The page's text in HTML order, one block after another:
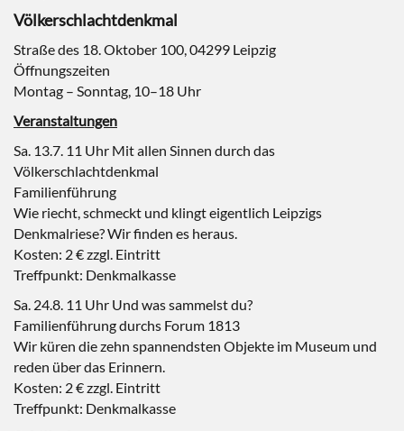
Völkerschlachtdenkmal
Straße des 18. Oktober 100, 04299 Leipzig
Öffnungszeiten
Montag – Sonntag, 10–18 Uhr
Veranstaltungen
Sa. 13.7. 11 Uhr Mit allen Sinnen durch das
Völkerschlachtdenkmal
Familienführung
Wie riecht, schmeckt und klingt eigentlich Leipzigs
Denkmalriese? Wir finden es heraus.
Kosten: 2 € zzgl. Eintritt
Treffpunkt: Denkmalkasse
Sa. 24.8. 11 Uhr Und was sammelst du?
Familienführung durchs Forum 1813
Wir küren die zehn spannendsten Objekte im Museum und
reden über das Erinnern.
Kosten: 2 € zzgl. Eintritt
Treffpunkt: Denkmalkasse